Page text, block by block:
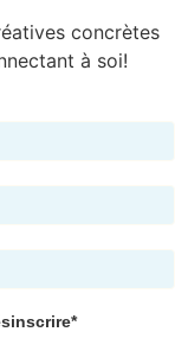
concrètes
à soi!